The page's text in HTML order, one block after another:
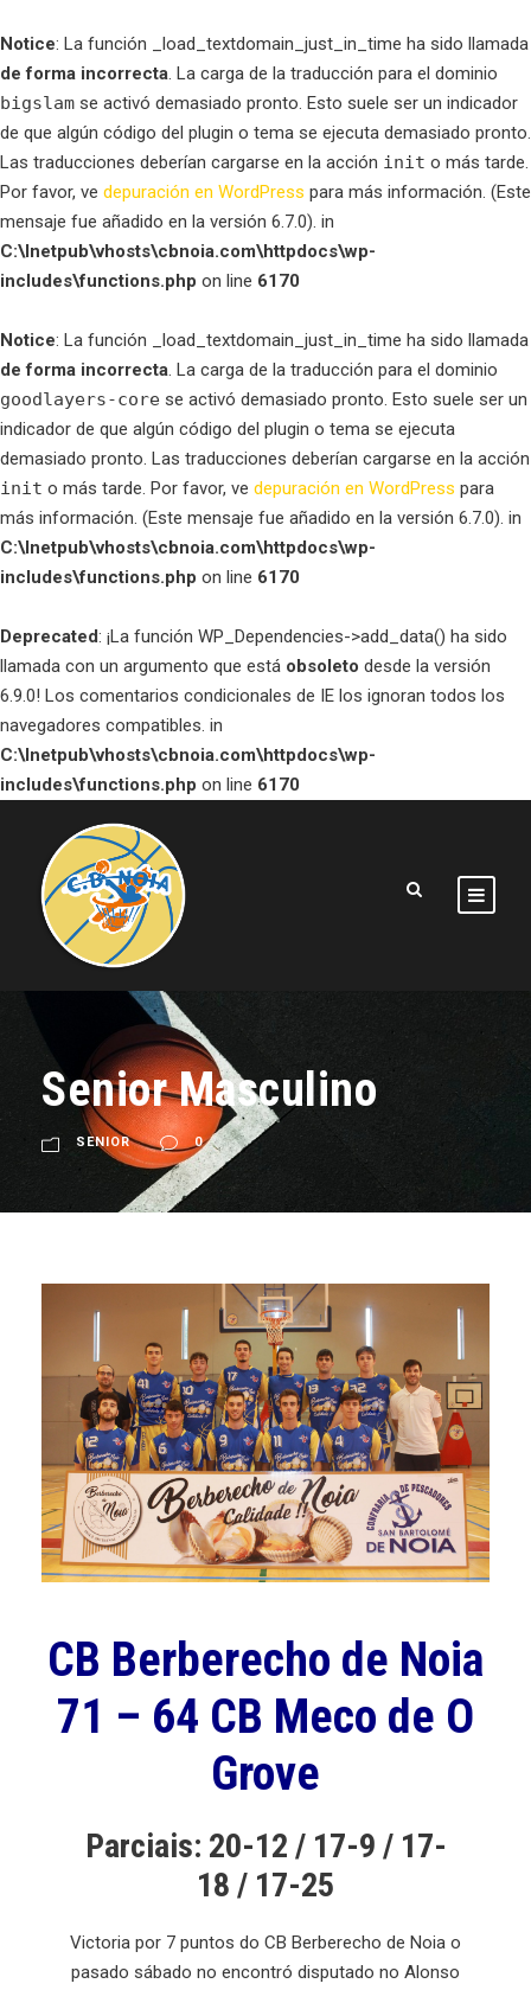
Notice: La función _load_textdomain_just_in_time ha sido llamada
de forma incorrecta. La carga de la traducción para el dominio
bigslam se activó demasiado pronto. Esto suele ser un indicador
de que algún código del plugin o tema se ejecuta demasiado pronto.
Las traducciones deberían cargarse en la acción init o más tarde.
Por favor, ve depuración en WordPress para más información. (Este
mensaje fue añadido en la versión 6.7.0). in
C:\Inetpub\vhosts\cbnoia.com\httpdocs\wp-
includes\functions.php on line 6170
Notice: La función _load_textdomain_just_in_time ha sido llamada
de forma incorrecta. La carga de la traducción para el dominio
goodlayers-core se activó demasiado pronto. Esto suele ser un
indicador de que algún código del plugin o tema se ejecuta
demasiado pronto. Las traducciones deberían cargarse en la acción
init o más tarde. Por favor, ve depuración en WordPress para
más información. (Este mensaje fue añadido en la versión 6.7.0). in
C:\Inetpub\vhosts\cbnoia.com\httpdocs\wp-
includes\functions.php on line 6170
Deprecated: ¡La función WP_Dependencies->add_data() ha sido
llamada con un argumento que está obsoleto desde la versión
6.9.0! Los comentarios condicionales de IE los ignoran todos los
navegadores compatibles. in
C:\Inetpub\vhosts\cbnoia.com\httpdocs\wp-
includes\functions.php on line 6170
Senior Masculino
SENIOR 0
CB Berberecho de Noia
71 – 64 CB Meco de O
Grove
Parciais: 20-12 / 17-9 / 17-
18 / 17-25
Victoria por 7 puntos do CB Berberecho de Noia o
pasado sábado no encontró disputado no Alonso